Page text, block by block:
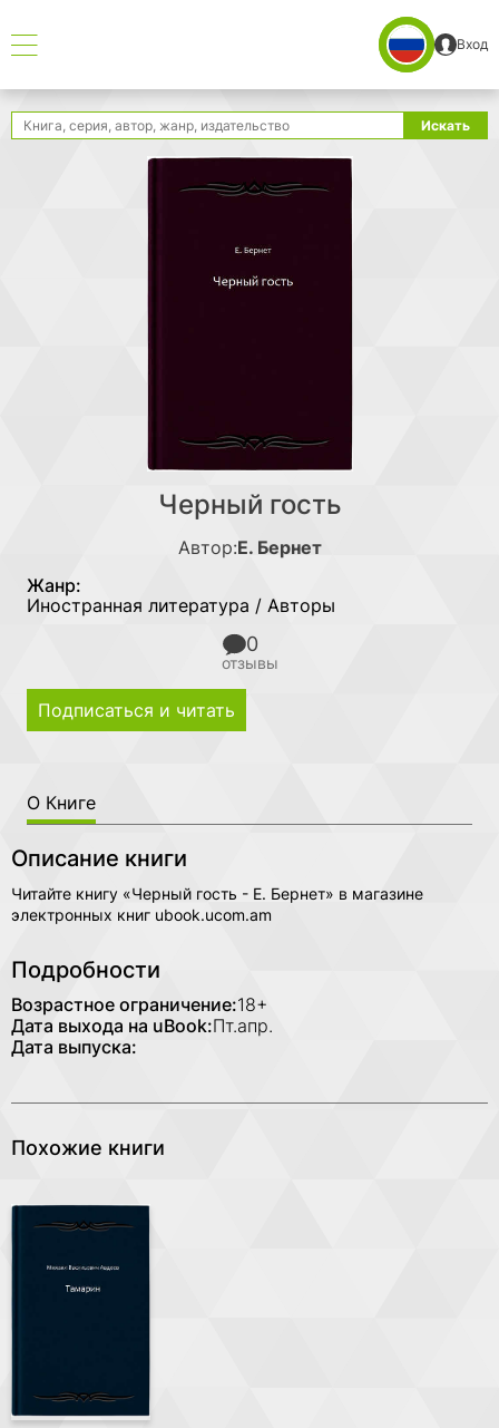
Вход
Поиск Искать
Черный гость
Автор:Е. Бернет
Жанр:
Иностранная литература / Авторы
0
отзывы
Подписаться и читать
О Книге
Описание книги
Читайте книгу «Черный гость - Е. Бернет» в магазине
электронных книг ubook.ucom.am
Подробности
Возрастное ограничение:18+
Дата выхода на uBook:Пт.апр.
Дата выпуска:
Похожие книги